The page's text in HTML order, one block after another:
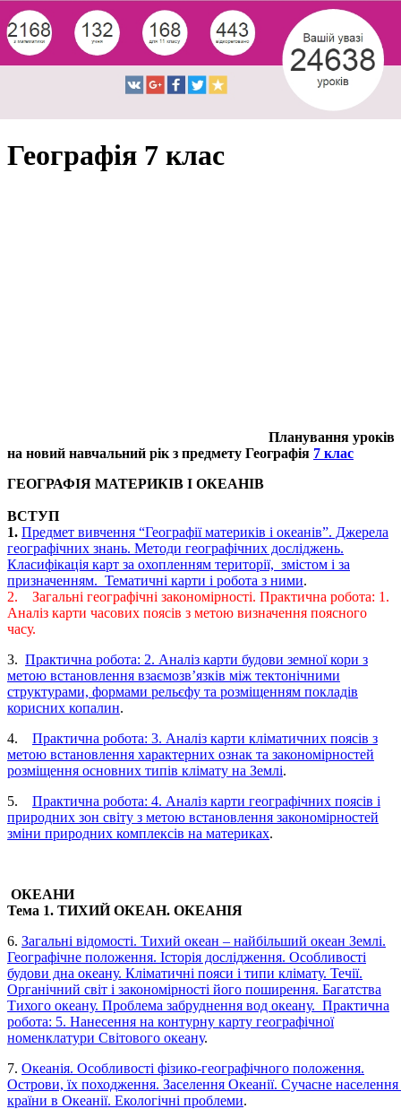
Географія 7 клас
Планування уроків
на новий навчальний рік з предмету Географія 7 клас
ГЕОГРАФІЯ МАТЕРИКІВ І ОКЕАНІВ
ВСТУП
1. Предмет вивчення “Географії материків і океанів”. Джерела
географічних знань. Методи географічних досліджень.
Класифікація карт за охопленням території, змістом і за
призначенням. Тематичні карти і робота з ними.
2. Загальні географічні закономірності. Практична робота: 1.
Аналіз карти часових поясів з метою визначення поясного
часу.
3. Практична робота: 2. Аналіз карти будови земної кори з
метою встановлення взаємозв’язків між тектонічними
структурами, формами рельєфу та розміщенням покладів
корисних копалин.
4. Практична робота: 3. Аналіз карти кліматичних поясів з
метою встановлення характерних ознак та закономірностей
розміщення основних типів клімату на Землі.
5. Практична робота: 4. Аналіз карти географічних поясів і
природних зон світу з метою встановлення закономірностей
зміни природних комплексів на материках.
ОКЕАНИ
Тема 1. ТИХИЙ ОКЕАН. ОКЕАНІЯ
6. Загальні відомості. Тихий океан – найбільший океан Землі.
Географічне положення. Історія дослідження. Особливості
будови дна океану. Кліматичні пояси і типи клімату. Течії.
Органічний світ і закономірності його поширення. Багатства
Тихого океану. Проблема забруднення вод океану. Практична
робота: 5. Нанесення на контурну карту географічної
номенклатури Світового океану.
7. Океанія. Особливості фізико-географічного положення.
Острови, їх походження. Заселення Океанії. Сучасне населення
країни в Океанії. Екологічні проблеми.